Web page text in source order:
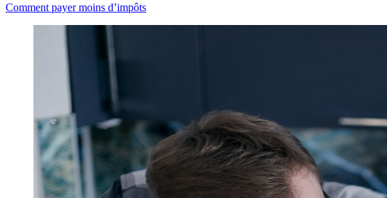
Comment payer moins d’impôts